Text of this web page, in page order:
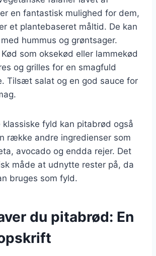
en fantastisk mulighed for dem,
et plantebaseret måltid. De kan
hummus og grøntsager.
Kød som oksekød eller lammekød
og grilles for en smagfuld
Tilsæt salat og en god sauce for
klassiske fyld kan pitabrød også
række andre ingredienser som
avocado og endda rejer. Det
måde at udnytte rester på, da
bruges som fyld.
du pitabrød: En